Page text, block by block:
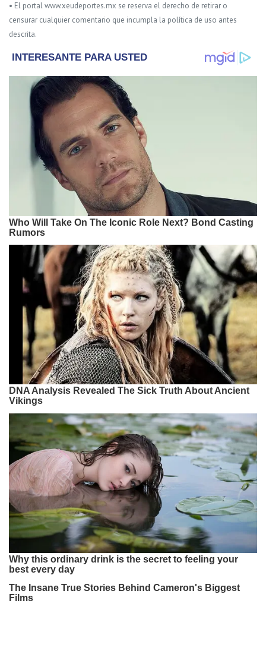
• El portal www.xeudeportes.mx se reserva el derecho de retirar o
censurar cualquier comentario que incumpla la política de uso antes
descrita.